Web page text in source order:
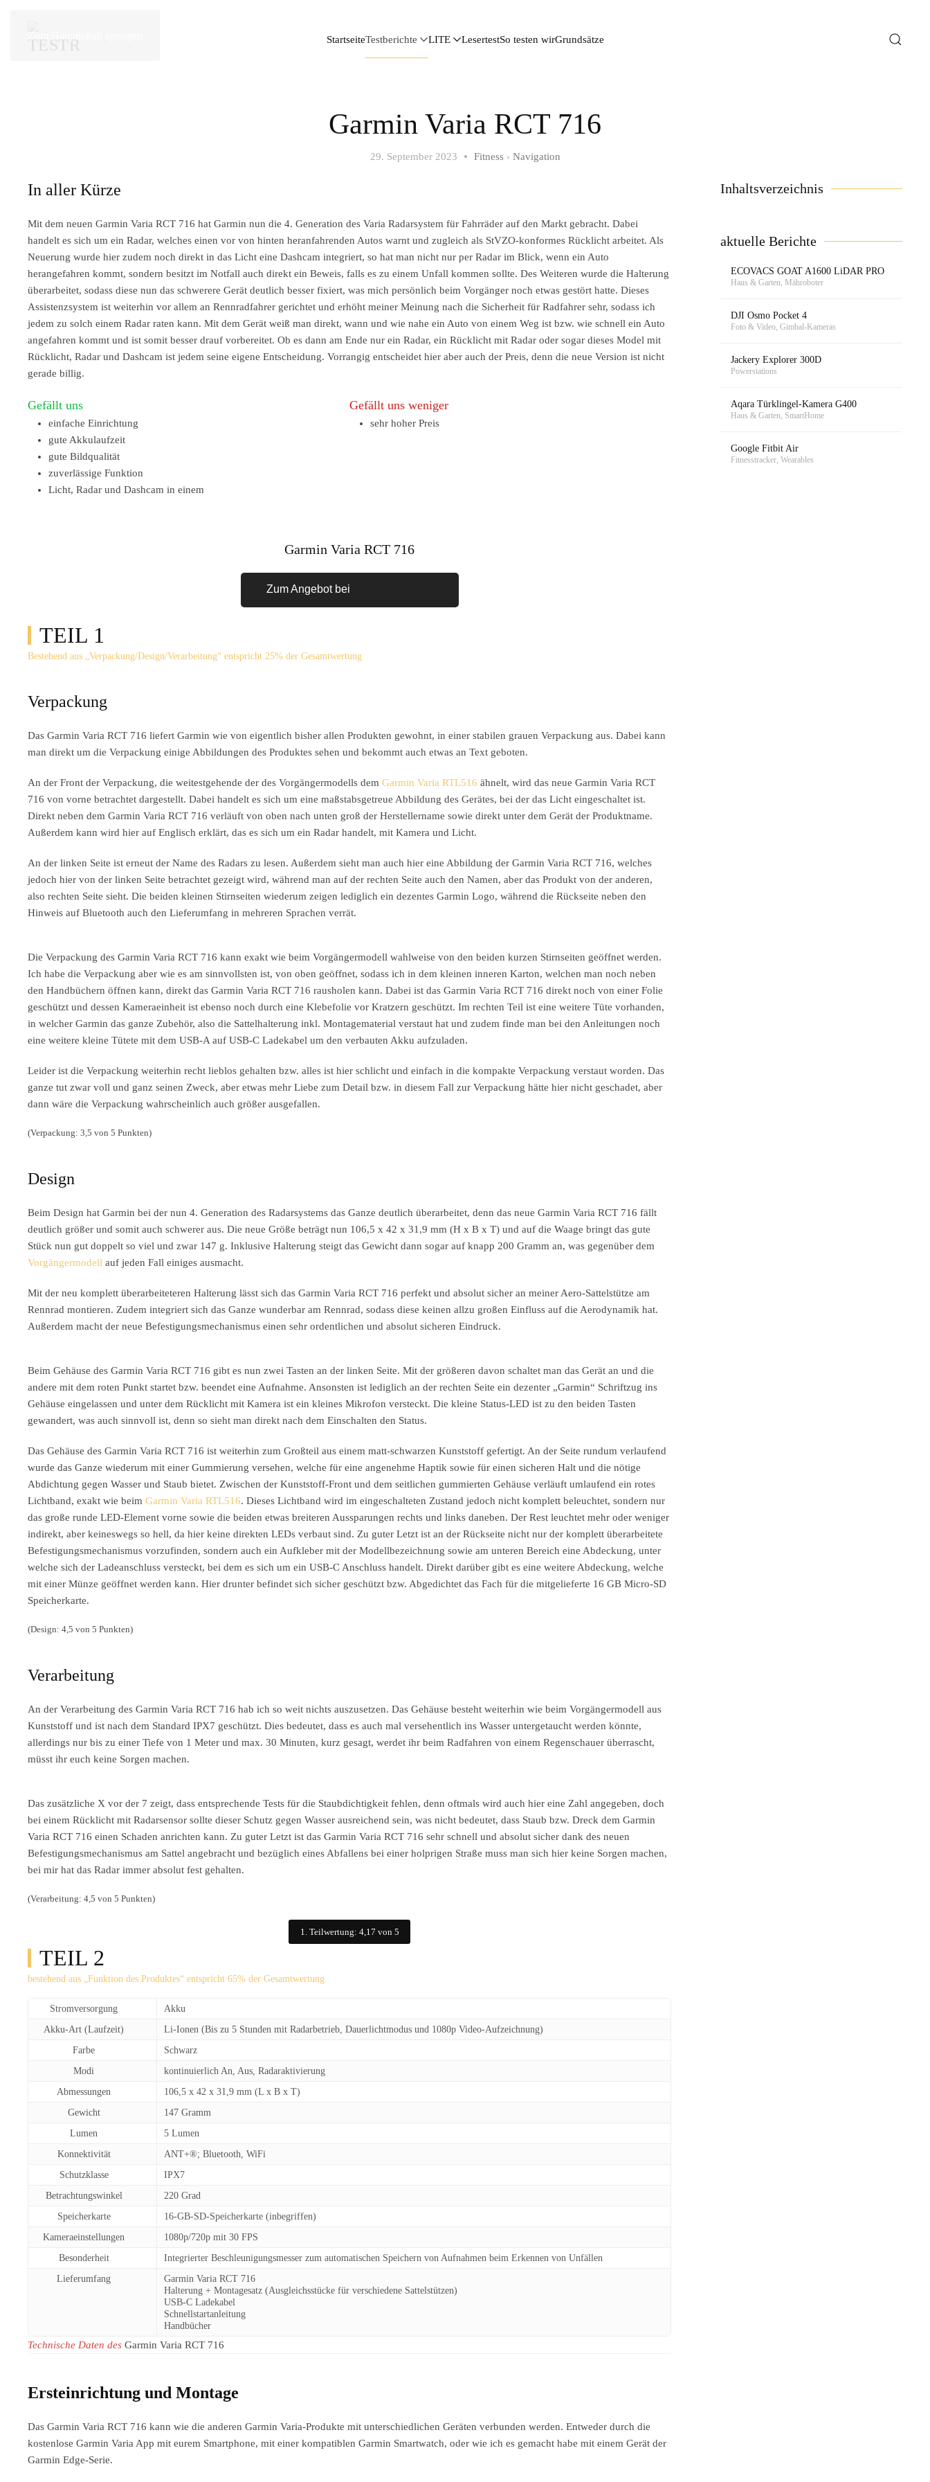
StartseiteTestberichte LITE LesertestSo testen wirGrundsätze
Garmin Varia RCT 716
29. September 2023 Fitness› Navigation
In aller Kürze
Mit dem neuen Garmin Varia RCT 716 hat Garmin nun die 4. Generation des Varia Radarsystem für Fahrräder auf den Markt gebracht. Dabei
handelt es sich um ein Radar, welches einen vor von hinten heranfahrenden Autos warnt und zugleich als StVZO-konformes Rücklicht arbeitet. Als
Neuerung wurde hier zudem noch direkt in das Licht eine Dashcam integriert, so hat man nicht nur per Radar im Blick, wenn ein Auto
herangefahren kommt, sondern besitzt im Notfall auch direkt ein Beweis, falls es zu einem Unfall kommen sollte. Des Weiteren wurde die Halterung
überarbeitet, sodass diese nun das schwerere Gerät deutlich besser fixiert, was mich persönlich beim Vorgänger noch etwas gestört hatte. Dieses
Assistenzsystem ist weiterhin vor allem an Rennradfahrer gerichtet und erhöht meiner Meinung nach die Sicherheit für Radfahrer sehr, sodass ich
jedem zu solch einem Radar raten kann. Mit dem Gerät weiß man direkt, wann und wie nahe ein Auto von einem Weg ist bzw. wie schnell ein Auto
angefahren kommt und ist somit besser drauf vorbereitet. Ob es dann am Ende nur ein Radar, ein Rücklicht mit Radar oder sogar dieses Model mit
Rücklicht, Radar und Dashcam ist jedem seine eigene Entscheidung. Vorrangig entscheidet hier aber auch der Preis, denn die neue Version ist nicht
gerade billig.
Gefällt uns
einfache Einrichtung
gute Akkulaufzeit
gute Bildqualität
zuverlässige Funktion
Licht, Radar und Dashcam in einem
Gefällt uns weniger
sehr hoher Preis
Garmin Varia RCT 716
Zum Angebot bei
TEIL 1
Bestehend aus „Verpackung/Design/Verarbeitung“ entspricht 25% der Gesamtwertung
Verpackung
Das Garmin Varia RCT 716 liefert Garmin wie von eigentlich bisher allen Produkten gewohnt, in einer stabilen grauen Verpackung aus. Dabei kann
man direkt um die Verpackung einige Abbildungen des Produktes sehen und bekommt auch etwas an Text geboten.
An der Front der Verpackung, die weitestgehende der des Vorgängermodells dem Garmin Varia RTL516 ähnelt, wird das neue Garmin Varia RCT
716 von vorne betrachtet dargestellt. Dabei handelt es sich um eine maßstabsgetreue Abbildung des Gerätes, bei der das Licht eingeschaltet ist.
Direkt neben dem Garmin Varia RCT 716 verläuft von oben nach unten groß der Herstellername sowie direkt unter dem Gerät der Produktname.
Außerdem kann wird hier auf Englisch erklärt, das es sich um ein Radar handelt, mit Kamera und Licht.
An der linken Seite ist erneut der Name des Radars zu lesen. Außerdem sieht man auch hier eine Abbildung der Garmin Varia RCT 716, welches
jedoch hier von der linken Seite betrachtet gezeigt wird, während man auf der rechten Seite auch den Namen, aber das Produkt von der anderen,
also rechten Seite sieht. Die beiden kleinen Stirnseiten wiederum zeigen lediglich ein dezentes Garmin Logo, während die Rückseite neben den
Hinweis auf Bluetooth auch den Lieferumfang in mehreren Sprachen verrät.
Die Verpackung des Garmin Varia RCT 716 kann exakt wie beim Vorgängermodell wahlweise von den beiden kurzen Stirnseiten geöffnet werden.
Ich habe die Verpackung aber wie es am sinnvollsten ist, von oben geöffnet, sodass ich in dem kleinen inneren Karton, welchen man noch neben
den Handbüchern öffnen kann, direkt das Garmin Varia RCT 716 rausholen kann. Dabei ist das Garmin Varia RCT 716 direkt noch von einer Folie
geschützt und dessen Kameraeinheit ist ebenso noch durch eine Klebefolie vor Kratzern geschützt. Im rechten Teil ist eine weitere Tüte vorhanden,
in welcher Garmin das ganze Zubehör, also die Sattelhalterung inkl. Montagematerial verstaut hat und zudem finde man bei den Anleitungen noch
eine weitere kleine Tütete mit dem USB-A auf USB-C Ladekabel um den verbauten Akku aufzuladen.
Leider ist die Verpackung weiterhin recht lieblos gehalten bzw. alles ist hier schlicht und einfach in die kompakte Verpackung verstaut worden. Das
ganze tut zwar voll und ganz seinen Zweck, aber etwas mehr Liebe zum Detail bzw. in diesem Fall zur Verpackung hätte hier nicht geschadet, aber
dann wäre die Verpackung wahrscheinlich auch größer ausgefallen.
(Verpackung: 3,5 von 5 Punkten)
Design
Beim Design hat Garmin bei der nun 4. Generation des Radarsystems das Ganze deutlich überarbeitet, denn das neue Garmin Varia RCT 716 fällt
deutlich größer und somit auch schwerer aus. Die neue Größe beträgt nun 106,5 x 42 x 31,9 mm (H x B x T) und auf die Waage bringt das gute
Stück nun gut doppelt so viel und zwar 147 g. Inklusive Halterung steigt das Gewicht dann sogar auf knapp 200 Gramm an, was gegenüber dem
Vorgängermodell auf jeden Fall einiges ausmacht.
Mit der neu komplett überarbeiteteren Halterung lässt sich das Garmin Varia RCT 716 perfekt und absolut sicher an meiner Aero-Sattelstütze am
Rennrad montieren. Zudem integriert sich das Ganze wunderbar am Rennrad, sodass diese keinen allzu großen Einfluss auf die Aerodynamik hat.
Außerdem macht der neue Befestigungsmechanismus einen sehr ordentlichen und absolut sicheren Eindruck.
Beim Gehäuse des Garmin Varia RCT 716 gibt es nun zwei Tasten an der linken Seite. Mit der größeren davon schaltet man das Gerät an und die
andere mit dem roten Punkt startet bzw. beendet eine Aufnahme. Ansonsten ist lediglich an der rechten Seite ein dezenter „Garmin“ Schriftzug ins
Gehäuse eingelassen und unter dem Rücklicht mit Kamera ist ein kleines Mikrofon versteckt. Die kleine Status-LED ist zu den beiden Tasten
gewandert, was auch sinnvoll ist, denn so sieht man direkt nach dem Einschalten den Status.
Das Gehäuse des Garmin Varia RCT 716 ist weiterhin zum Großteil aus einem matt-schwarzen Kunststoff gefertigt. An der Seite rundum verlaufend
wurde das Ganze wiederum mit einer Gummierung versehen, welche für eine angenehme Haptik sowie für einen sicheren Halt und die nötige
Abdichtung gegen Wasser und Staub bietet. Zwischen der Kunststoff-Front und dem seitlichen gummierten Gehäuse verläuft umlaufend ein rotes
Lichtband, exakt wie beim Garmin Varia RTL516. Dieses Lichtband wird im eingeschalteten Zustand jedoch nicht komplett beleuchtet, sondern nur
das große runde LED-Element vorne sowie die beiden etwas breiteren Aussparungen rechts und links daneben. Der Rest leuchtet mehr oder weniger
indirekt, aber keineswegs so hell, da hier keine direkten LEDs verbaut sind. Zu guter Letzt ist an der Rückseite nicht nur der komplett überarbeitete
Befestigungsmechanismus vorzufinden, sondern auch ein Aufkleber mit der Modellbezeichnung sowie am unteren Bereich eine Abdeckung, unter
welche sich der Ladeanschluss versteckt, bei dem es sich um ein USB-C Anschluss handelt. Direkt darüber gibt es eine weitere Abdeckung, welche
mit einer Münze geöffnet werden kann. Hier drunter befindet sich sicher geschützt bzw. Abgedichtet das Fach für die mitgelieferte 16 GB Micro-SD
Speicherkarte.
(Design: 4,5 von 5 Punkten)
Verarbeitung
An der Verarbeitung des Garmin Varia RCT 716 hab ich so weit nichts auszusetzen. Das Gehäuse besteht weiterhin wie beim Vorgängermodell aus
Kunststoff und ist nach dem Standard IPX7 geschützt. Dies bedeutet, dass es auch mal versehentlich ins Wasser untergetaucht werden könnte,
allerdings nur bis zu einer Tiefe von 1 Meter und max. 30 Minuten, kurz gesagt, werdet ihr beim Radfahren von einem Regenschauer überrascht,
müsst ihr euch keine Sorgen machen.
Das zusätzliche X vor der 7 zeigt, dass entsprechende Tests für die Staubdichtigkeit fehlen, denn oftmals wird auch hier eine Zahl angegeben, doch
bei einem Rücklicht mit Radarsensor sollte dieser Schutz gegen Wasser ausreichend sein, was nicht bedeutet, dass Staub bzw. Dreck dem Garmin
Varia RCT 716 einen Schaden anrichten kann. Zu guter Letzt ist das Garmin Varia RCT 716 sehr schnell und absolut sicher dank des neuen
Befestigungsmechanismus am Sattel angebracht und bezüglich eines Abfallens bei einer holprigen Straße muss man sich hier keine Sorgen machen,
bei mir hat das Radar immer absolut fest gehalten.
(Verarbeitung: 4,5 von 5 Punkten)
1. Teilwertung: 4,17 von 5
TEIL 2
bestehend aus „Funktion des Produktes“ entspricht 65% der Gesamtwertung
Stromversorgung
Akku
Akku-Art (Laufzeit)
Li-Ionen (Bis zu 5 Stunden mit Radarbetrieb, Dauerlichtmodus und 1080p Video-Aufzeichnung)
Farbe
Schwarz
Modi
kontinuierlich An, Aus, Radaraktivierung
Abmessungen
106,5 x 42 x 31,9 mm (L x B x T)
Gewicht
147 Gramm
Lumen
5 Lumen
Konnektivität
ANT+®; Bluetooth, WiFi
Schutzklasse
IPX7
Betrachtungswinkel
220 Grad
Speicherkarte
16-GB-SD-Speicherkarte (inbegriffen)
Kameraeinstellungen
1080p/720p mit 30 FPS
Besonderheit
Integrierter Beschleunigungsmesser zum automatischen Speichern von Aufnahmen beim Erkennen von Unfällen
Lieferumfang
Garmin Varia RCT 716
Halterung + Montagesatz (Ausgleichsstücke für verschiedene Sattelstützen)
USB-C Ladekabel
Schnellstartanleitung
Handbücher
Technische Daten des Garmin Varia RCT 716
Ersteinrichtung und Montage
Das Garmin Varia RCT 716 kann wie die anderen Garmin Varia-Produkte mit unterschiedlichen Geräten verbunden werden. Entweder durch die
kostenlose Garmin Varia App mit eurem Smartphone, mit einer kompatiblen Garmin Smartwatch, oder wie ich es gemacht habe mit einem Gerät der
Garmin Edge-Serie.
Inhaltsverzeichnis
aktuelle Berichte
ECOVACS GOAT A1600 LiDAR PRO
Haus & Garten, Mähroboter
DJI Osmo Pocket 4
Foto & Video, Gimbal-Kameras
Jackery Explorer 300D
Powerstations
Aqara Türklingel-Kamera G400
Haus & Garten, SmartHome
Google Fitbit Air
Fitnesstracker, Wearables